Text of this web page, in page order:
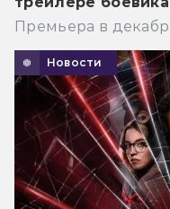
Премьера в
Новости